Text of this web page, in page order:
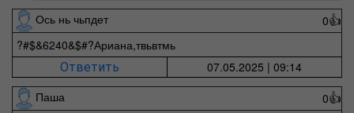
Ось нь чьпдет
0👍
?#$&6240&$#?Ариана,твьвтмь
Ответить
07.05.2025 | 09:14
Паша
0👍